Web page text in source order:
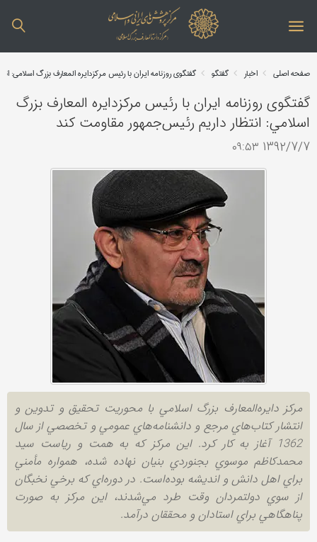
صفحه اصلی اخبار گفتگو گفتگوی روزنامه ایران با رئيس مرکزدايره ‌المعارف بزرگ اسلامي:
گفتگوی روزنامه ایران با رئيس مرکزدايره ‌المعارف بزرگ
اسلامي: انتظار داريم رئيس‌جمهور مقاومت كند
1392/7/7 ۰۹:۵۳
مركز دايره‌المعارف‌ بزرگ اسلامي با محوريت تحقيق و تدوين و
انتشار كتاب‌هاي مرجع و دانشنامه‌هاي عمومي و تخصصي از سال
1362 آغاز به كار كرد. اين مركز كه به همت و رياست سيد
محمدكاظم موسوي بجنوردي بنيان نهاده شده، همواره مأمني
براي اهل دانش و انديشه بوده‌‌است. در دوره‌اي كه برخي نخبگان
از سوي دولتمردان وقت طرد مي‌‌شدند، اين مركز به صورت
پناهگاهي براي استادان و محققان درآمد.